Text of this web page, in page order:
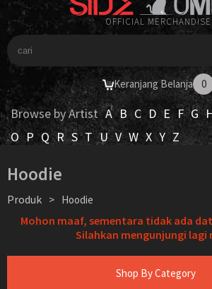
OFFICIAL MERCHANDISE
Keranjang Belanja 0
Browse by Artist A B C D E F G
O P Q R S T U V W X Y Z
Shop By Category
Hoodie
Produk > Hoodie
Mohon maaf, sementara tidak ada
Silahkan mengunjungi lagi